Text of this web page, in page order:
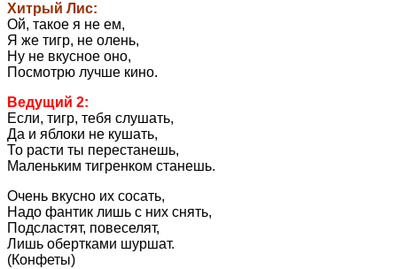
Хитрый Лис:
Ой, такое я не ем,
Я же тигр, не олень,
Ну не вкусное оно,
Посмотрю лучше кино.
Ведущий 2:
Если, тигр, тебя слушать,
Да и яблоки не кушать,
То расти ты перестанешь,
Маленьким тигренком станешь.
Очень вкусно их сосать,
Надо фантик лишь с них снять,
Подсластят, повеселят,
Лишь обертками шуршат.
(Конфеты)